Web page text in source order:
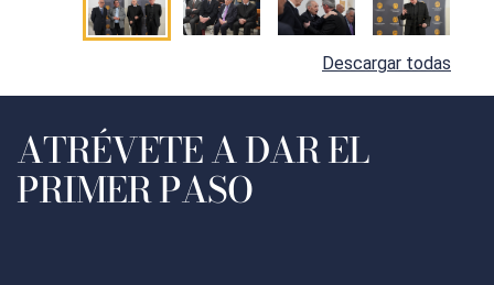
Descargar todas
ATRÉVETE A DAR EL
PRIMER PASO